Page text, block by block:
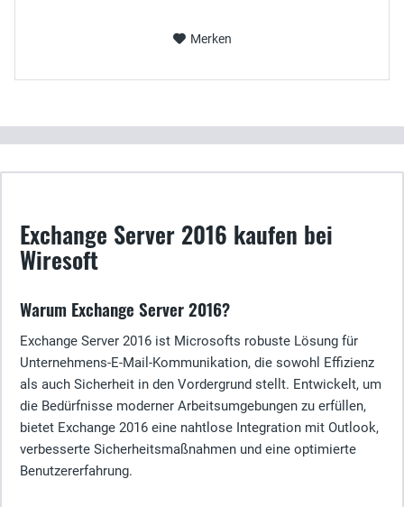
Merken
Exchange Server 2016 kaufen bei
Wiresoft
Warum Exchange Server 2016?
Exchange Server 2016 ist Microsofts robuste Lösung für
Unternehmens-E-Mail-Kommunikation, die sowohl Effizienz
als auch Sicherheit in den Vordergrund stellt. Entwickelt, um
die Bedürfnisse moderner Arbeitsumgebungen zu erfüllen,
bietet Exchange 2016 eine nahtlose Integration mit Outlook,
verbesserte Sicherheitsmaßnahmen und eine optimierte
Benutzererfahrung.